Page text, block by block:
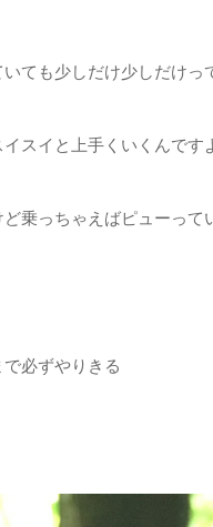
ても少しだけ少しだけっ
スイと上手くいくんです
乗っちゃえばピューって
必ずやりきる